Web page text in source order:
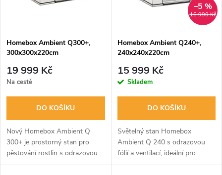
p
r
o
d
u
s
p
r
d
u
Homebox Ambient Q300+,
300x300x220cm
19 999 Kč
Na cestě
DO KOŠÍKU
Nový Homebox Ambient Q
300+ je prostorný stan pro
pěstování rostlin s odrazovou
fólií PAR+ a stabilní kovovou
16 990 Kč
–5 %
Homebox Ambient Q240+,
240x240x220cm
15 999 Kč
Skladem
DO KOŠÍKU
Světelný stan Homebox
Ambient Q 240 s odrazovou
fólií a ventilací, ideální pro
pěstování rostlin ve vnitřním